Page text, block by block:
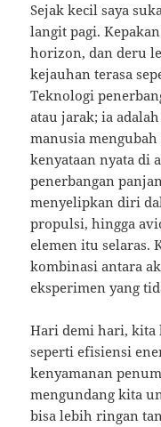
Sejak kecil saya
langit pagi.
horizon, dan deru
kejauhan terasa
Teknologi
atau jarak; ia
manusia
kenyataan nyata di
penerbangan
menyelipkan diri
propulsi, hingga
elemen itu selaras.
kombinasi antara
eksperimen yang
Hari demi hari, kita
seperti efisiensi
kenyamanan
mengundang kita
bisa lebih ringan